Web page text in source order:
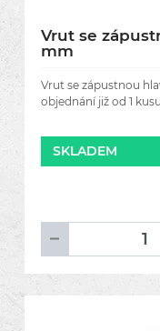
Vrut se
mm
Vrut se zápustnou
objednání již od 1
SKLADEM